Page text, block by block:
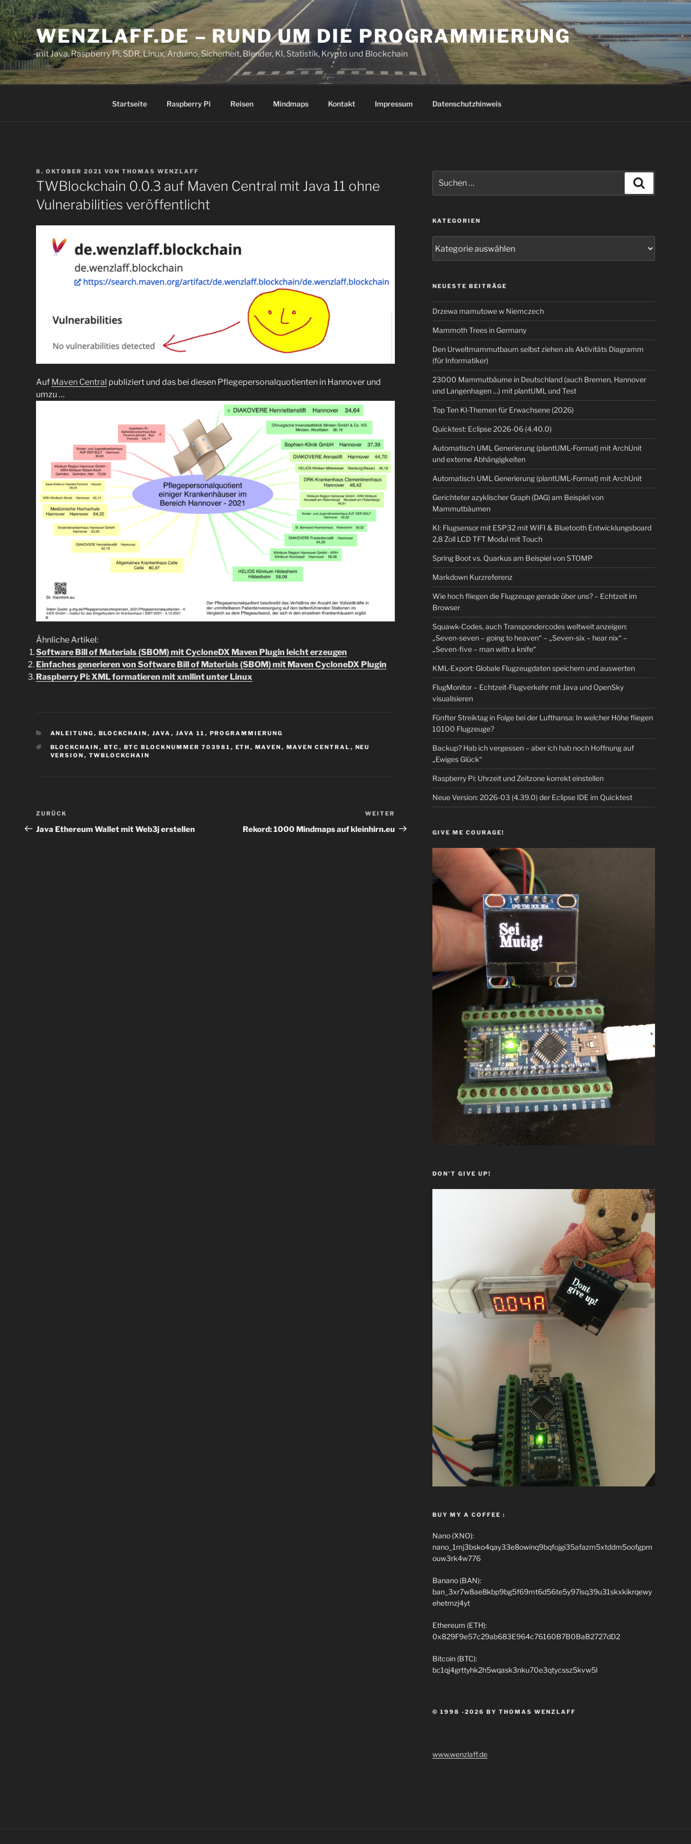
Zum
Inhalt
springen WENZLAFF.DE – RUND UM DIE PROGRAMMIERUNG
mit Java, Raspberry Pi, SDR, Linux, Arduino, Sicherheit, Blender, KI, Statistik, Krypto und Blockchain
Startseite Raspberry Pi Reisen Mindmaps Kontakt Impressum Datenschutzhinweis
VERÖFFENTLICHT
AM
8. OKTOBER 2021 VON THOMAS WENZLAFF
TWBlockchain 0.0.3 auf Maven Central mit Java 11 ohne
Vulnerabilities veröffentlicht
Auf Maven Central publiziert und das bei diesen Pflegepersonalquotienten in Hannover und
umzu …
Ähnliche Artikel:
Software Bill of Materials (SBOM) mit CycloneDX Maven Plugin leicht erzeugen
Einfaches generieren von Software Bill of Materials (SBOM) mit Maven CycloneDX Plugin
Raspberry Pi: XML formatieren mit xmllint unter Linux
KATEGORIEN
ANLEITUNG , BLOCKCHAIN , JAVA , JAVA 11 , PROGRAMMIERUNG
SCHLAGWÖRTER
BLOCKCHAIN , BTC , BTC BLOCKNUMMER 703981 , ETH , MAVEN , MAVEN CENTRAL , NEU
VERSION , TWBLOCKCHAIN
Beitragsnavigation
Vorheriger
Beitrag
ZURÜCK
Java Ethereum Wallet mit Web3j erstellen
Beitrag
WEITER
Rekord: 1000 Mindmaps auf kleinhirn.eu
nach:
KATEGORIEN
NEUESTE BEITRÄGE
Drzewa mamutowe w Niemczech
Mammoth Trees in Germany
Den Urweltmammutbaum selbst ziehen als Aktivitäts Diagramm
(für Informatiker)
23000 Mammutbäume in Deutschland (auch Bremen, Hannover
und Langenhagen …) mit plantUML und Test
Top Ten KI-Themen für Erwachsene (2026)
Quicktest: Eclipse 2026-06 (4.40.0)
Automatisch UML Generierung (plantUML-Format) mit ArchUnit
und externe Abhängigkeiten
Automatisch UML Generierung (plantUML-Format) mit ArchUnit
Gerichteter azyklischer Graph (DAG) am Beispiel von
Mammutbäumen
KI: Flugsensor mit ESP32 mit WIFI & Bluetooth Entwicklungsboard
2,8 Zoll LCD TFT Modul mit Touch
Spring Boot vs. Quarkus am Beispiel von STOMP
Markdown Kurzreferenz
Wie hoch fliegen die Flugzeuge gerade über uns? – Echtzeit im
Browser
Squawk-Codes, auch Transpondercodes weltweit anzeigen:
„Seven-seven – going to heaven“ – „Seven-six – hear nix“ –
„Seven-five – man with a knife“
KML-Export: Globale Flugzeugdaten speichern und auswerten
FlugMonitor – Echtzeit-Flugverkehr mit Java und OpenSky
visualisieren
Fünfter Streiktag in Folge bei der Lufthansa: In welcher Höhe fliegen
10100 Flugzeuge?
Backup? Hab ich vergessen – aber ich hab noch Hoffnung auf
„Ewiges Glück“
Raspberry Pi: Uhrzeit und Zeitzone korrekt einstellen
Neue Version: 2026-03 (4.39.0) der Eclipse IDE im Quicktest
GIVE ME COURAGE!
DON’T GIVE UP!
BUY MY A COFFEE :
Nano (XNO):
nano_1mj3bsko4qay33e8owinq9bqfojgi35afazm5xtddm5oofgpm
ouw3rk4w776
Banano (BAN):
ban_3xr7w8ae8kbp9bg5f69mt6d56te5y97isq39u31skxkikrqewy
ehetmzj4yt
Ethereum (ETH):
0x829F9e57c29ab683E964c76160B7B0BaB2727dD2
Bitcoin (BTC):
bc1qj4grttyhk2h5wqask3nku70e3qtycssz5kvw5l
© 1998 -2026 BY THOMAS WENZLAFF
www.wenzlaff.de